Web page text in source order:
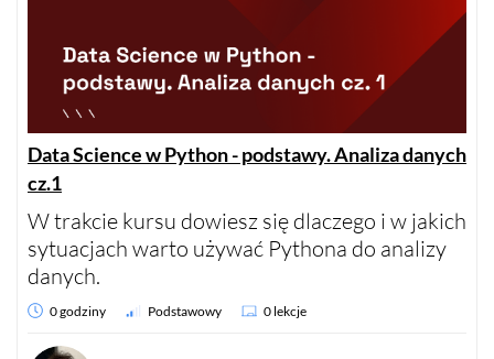
Data Science w Python - podstawy. Analiza danych
cz.1
W trakcie kursu dowiesz się dlaczego i w jakich
sytuacjach warto używać Pythona do analizy
danych.
0 godziny Podstawowy 0 lekcje